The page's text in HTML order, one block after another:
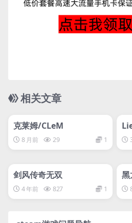
相关文章
克莱姆/CLeM
8 月前 29 1
诺
剑风传奇无双
4 年前 827 1
n